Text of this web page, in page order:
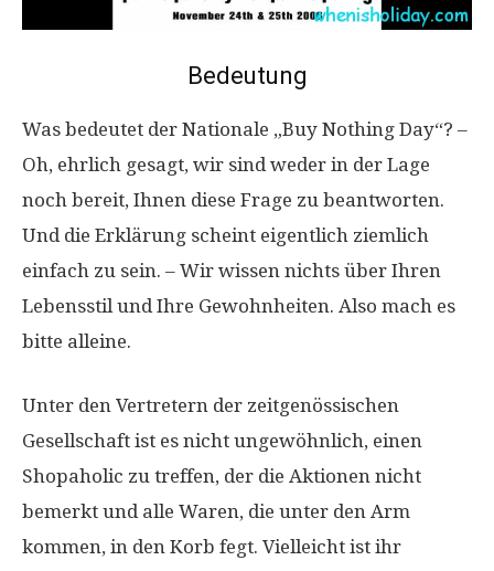
Bedeutung
Was bedeutet der Nationale „Buy Nothing Day“? –
Oh, ehrlich gesagt, wir sind weder in der Lage
noch bereit, Ihnen diese Frage zu beantworten.
Und die Erklärung scheint eigentlich ziemlich
einfach zu sein. – Wir wissen nichts über Ihren
Lebensstil und Ihre Gewohnheiten. Also mach es
bitte alleine.
Unter den Vertretern der zeitgenössischen
Gesellschaft ist es nicht ungewöhnlich, einen
Shopaholic zu treffen, der die Aktionen nicht
bemerkt und alle Waren, die unter den Arm
kommen, in den Korb fegt. Vielleicht ist ihr